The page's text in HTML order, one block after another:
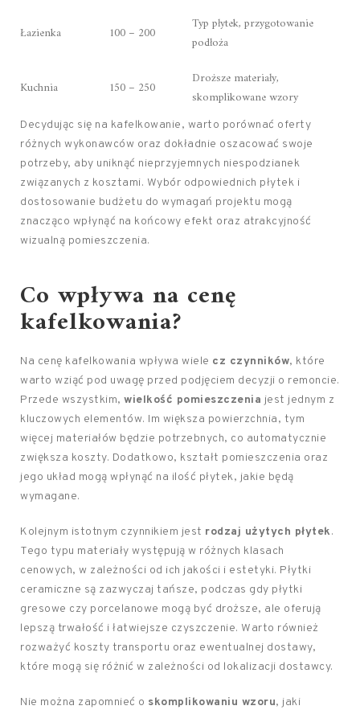
Łazienka 100 – 200
Typ płytek, przygotowanie
podłoża
Kuchnia 150 – 250
Droższe materiały,
skomplikowane wzory
Decydując się na kafelkowanie, warto porównać oferty
różnych wykonawców oraz dokładnie oszacować swoje
potrzeby, aby uniknąć nieprzyjemnych niespodzianek
związanych z kosztami. Wybór odpowiednich płytek i
dostosowanie budżetu do wymagań projektu mogą
znacząco wpłynąć na końcowy efekt oraz atrakcyjność
wizualną pomieszczenia.
Co wpływa na cenę
kafelkowania?
Na cenę kafelkowania wpływa wiele cz czynników, które
warto wziąć pod uwagę przed podjęciem decyzji o remoncie.
Przede wszystkim, wielkość pomieszczenia jest jednym z
kluczowych elementów. Im większa powierzchnia, tym
więcej materiałów będzie potrzebnych, co automatycznie
zwiększa koszty. Dodatkowo, kształt pomieszczenia oraz
jego układ mogą wpłynąć na ilość płytek, jakie będą
wymagane.
Kolejnym istotnym czynnikiem jest rodzaj użytych płytek.
Tego typu materiały występują w różnych klasach
cenowych, w zależności od ich jakości i estetyki. Płytki
ceramiczne są zazwyczaj tańsze, podczas gdy płytki
gresowe czy porcelanowe mogą być droższe, ale oferują
lepszą trwałość i łatwiejsze czyszczenie. Warto również
rozważyć koszty transportu oraz ewentualnej dostawy,
które mogą się różnić w zależności od lokalizacji dostawcy.
Nie można zapomnieć o skomplikowaniu wzoru, jaki